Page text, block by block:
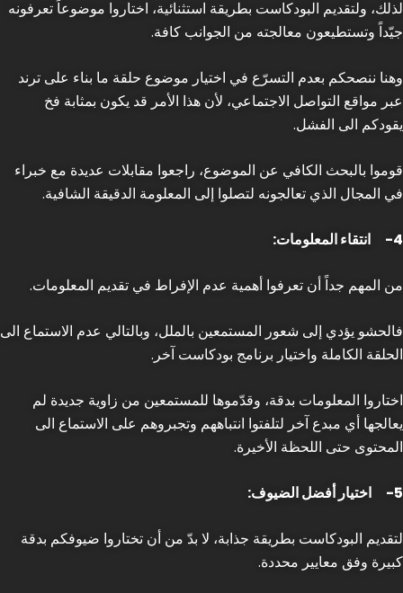
لذلك، ولتقديم البودكاست بطريقة استثنائية، اختاروا موضوعاً تعرفونه
جيّداً وتستطيعون معالجته من الجوانب كافة.
وهنا ننصحكم بعدم التسرّع في اختيار موضوع حلقة ما بناء على ترند
عبر مواقع التواصل الاجتماعي، لأن هذا الأمر قد يكون بمثابة فخ
يقودكم الى الفشل.
قوموا بالبحث الكافي عن الموضوع، راجعوا مقابلات عديدة مع خبراء
في المجال الذي تعالجونه لتصلوا إلى المعلومة الدقيقة الشافية.
4- انتقاء المعلومات:
من المهم جداً أن تعرفوا أهمية عدم الإفراط في تقديم المعلومات.
فالحشو يؤدي إلى شعور المستمعين بالملل، وبالتالي عدم الاستماع الى
الحلقة الكاملة واختيار برنامج بودكاست آخر.
اختاروا المعلومات بدقة، وقدّموها للمستمعين من زاوية جديدة لم
يعالجها أي مبدع آخر لتلفتوا انتباههم وتجبروهم على الاستماع الى
المحتوى حتى اللحظة الأخيرة.
5- اختيار أفضل الضيوف:
لتقديم البودكاست بطريقة جذابة، لا بدّ من أن تختاروا ضيوفكم بدقة
كبيرة وفق معايير محددة.